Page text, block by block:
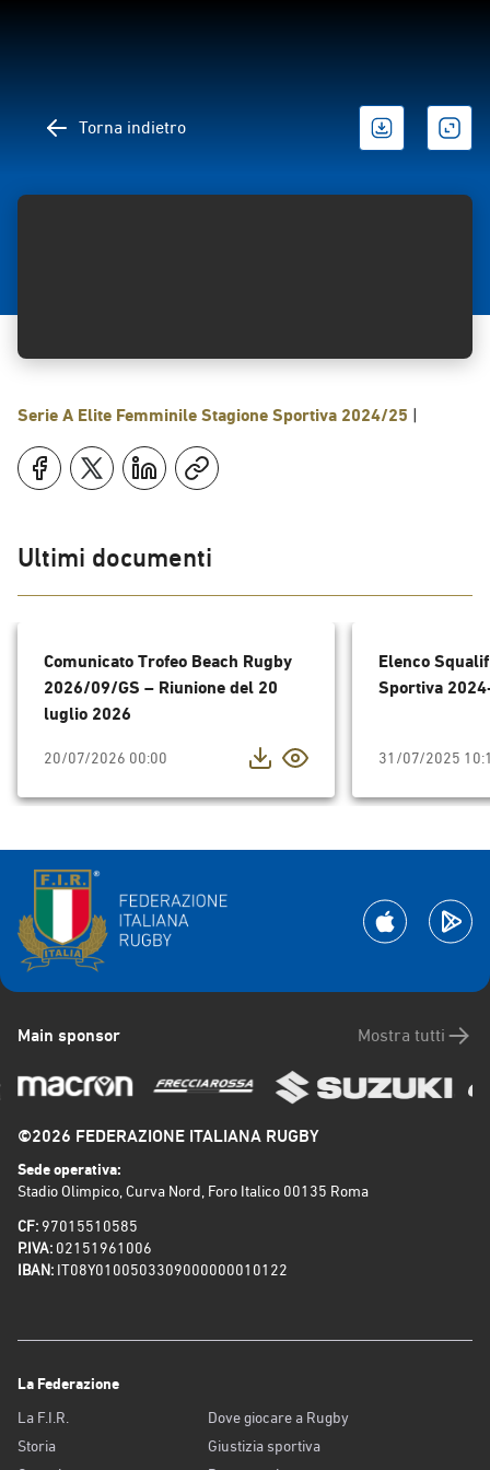
Torna indietro
Serie A Elite Femminile Stagione Sportiva 2024/25 |
Ultimi documenti
Comunicato Trofeo Beach Rugby
2026/09/GS – Riunione del 20
luglio 2026
20/07/2026 00:00
Elenco
Sportiva
31/07/2025
©2026 FEDERAZIONE ITALIANA RUGBY
Sede operativa:
Stadio Olimpico, Curva Nord, Foro Italico 00135 Roma
CF: 97015510585
P.IVA: 02151961006
IBAN: IT08Y0100503309000000010122
Main sponsor Mostra tutti
La Federazione
La F.I.R.
Storia
Dove giocare a Rugby
Giustizia sportiva